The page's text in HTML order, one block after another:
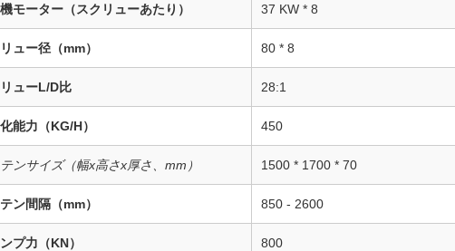
モーター（スクリューあたり） 37 KW * 8
ュー径（mm） 80 * 8
ューL/D比 28:1
能力（KG/H） 450
ンサイズ（幅x高さx厚さ、mm） 1500 * 1700 * 70
ン間隔（mm） 850 - 2600
プ力（KN） 800